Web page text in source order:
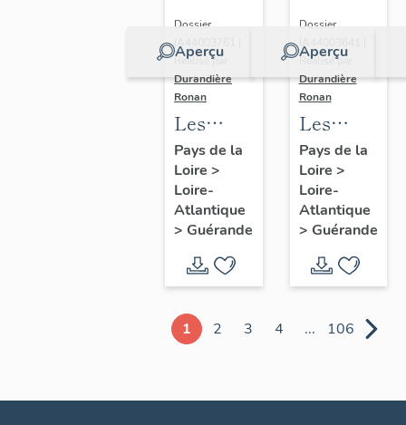
Aperçu
Dossier
IA44003761 |
Réalisé par
Durandière
Ronan
Les
châteaux
et
manoirs
de
Guérande
Pays de la
Loire >
Loire-
Atlantique
> Guérande
Aperçu
Dossier
IA44003641 |
Réalisé par
Durandière
Ronan
Les
blockhaus
de
Guérande
Pays de la
Loire >
Loire-
Atlantique
> Guérande
1 2 3 4 ... 106